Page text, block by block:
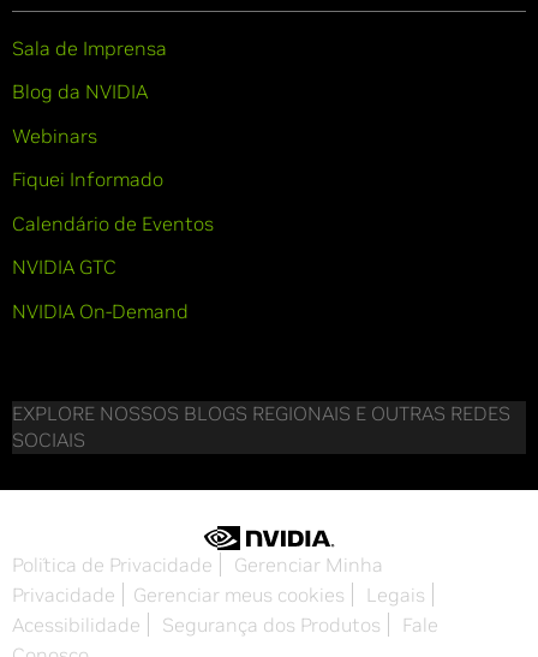
Sala de Imprensa
Blog da NVIDIA
Webinars
Fiquei Informado
Calendário de Eventos
NVIDIA GTC
NVIDIA On-Demand
EXPLORE NOSSOS BLOGS REGIONAIS E OUTRAS REDES
SOCIAIS
Política de Privacidade
Gerenciar Minha
Privacidade
Gerenciar meus cookies
Legais
Acessibilidade
Segurança dos Produtos
Fale